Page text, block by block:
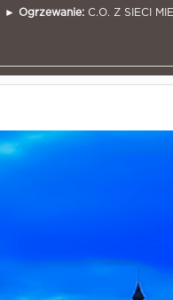
► Ogrzewanie: C.O. Z SIECI